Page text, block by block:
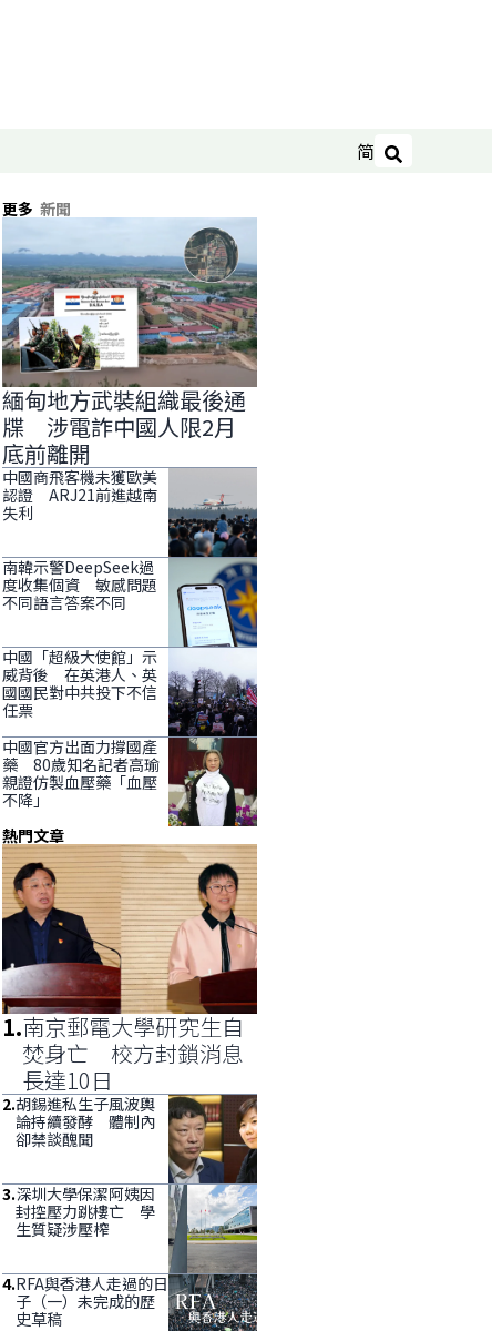
简 搜尋
更多 新聞
緬甸地方武裝組織最後通
牒 涉電詐中國人限2月
底前離開
中國商飛客機未獲歐美
認證 ARJ21前進越南
失利
南韓示警DeepSeek過
度收集個資 敏感問題
不同語言答案不同
中國「超級大使館」示
威背後 在英港人、英
國國民對中共投下不信
任票
中國官方出面力撐國產
藥 80歲知名記者高瑜
親證仿製血壓藥「血壓
不降」
熱門文章
1.南京郵電大學研究生自
焚身亡 校方封鎖消息
長達10日
2.胡錫進私生子風波輿
論持續發酵 體制內
卻禁談醜聞
3.深圳大學保潔阿姨因
封控壓力跳樓亡 學
生質疑涉壓榨
4.RFA與香港人走過的日
子（一）未完成的歷
史草稿